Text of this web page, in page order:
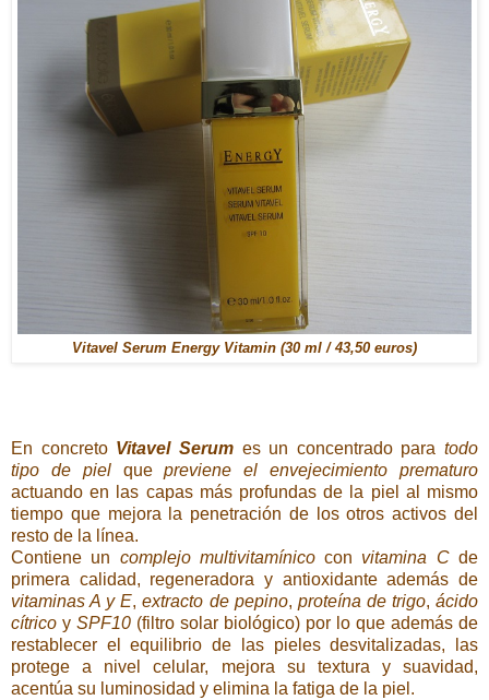
Vitavel Serum Energy Vitamin (30 ml / 43,50 euros)
En concreto Vitavel Serumes un concentrado para todo
tipo de piel quepreviene el envejecimiento prematuro
actuando en las capas más profundas de la piel al mismo
tiempo que mejora la penetración de los otros activos del
resto de la línea.
Contiene un complejo multivitamínicocon vitamina Cde
primera calidad, regeneradora y antioxidante además de
vitaminas A y E,extracto de pepino, proteína de trigo,ácido
cítrico y SPF10 (filtro solar biológico) por lo que además de
restablecer el equilibrio de las pieles desvitalizadas, las
protege a nivel celular, mejora su textura y suavidad,
acentúa su luminosidad y elimina la fatiga de la piel.